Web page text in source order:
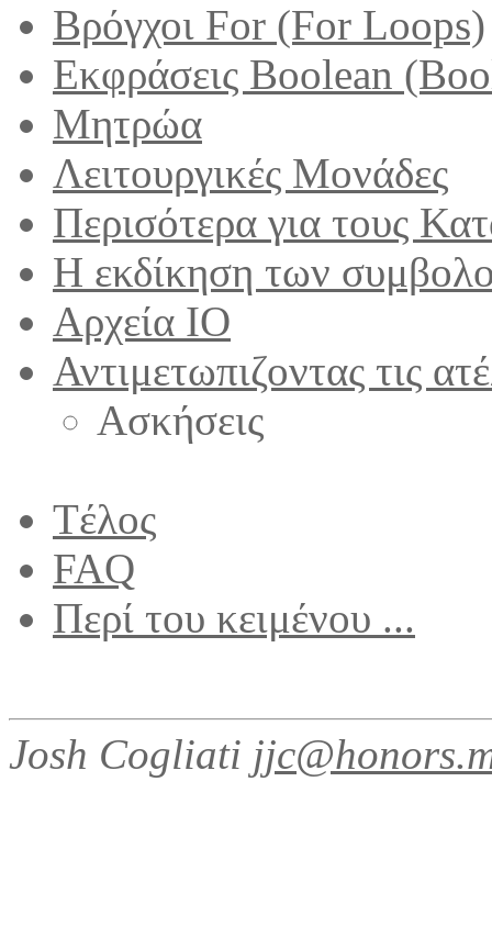
Βρόγχοι For (For Loops)
Εκφράσεις Boolean
Μητρώα
Λειτουργικές Μονάδες
Περισότερα για τους
Η εκδίκηση των
Αρχεία IO
Αντιμετωπιζοντας τις
Ασκήσεις
Tέλος
FAQ
Περί του κειμένου ...
Josh Cogliati